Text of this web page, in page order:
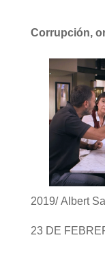
Corrupción,
2019/ Albert
23 DE